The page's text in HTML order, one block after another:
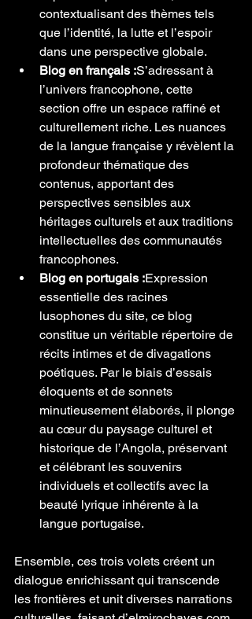
contextualisant des thèmes tels
que l’identité, la lutte et l’espoir
dans une perspective globale.
Blog en français :S’adressant à
l’univers francophone, cette
section offre un espace raffiné et
culturellement riche. Les nuances
de la langue française y révèlent la
profondeur thématique des
contenus, apportant des
perspectives sensibles aux
héritages culturels et aux traditions
intellectuelles des communautés
francophones.
Blog en portugais :Expression
essentielle des racines
lusophones du site, ce blog
constitue un véritable répertoire de
récits intimes et de divagations
poétiques. Par le biais d’essais
éloquents et de sonnets
minutieusement élaborés, il plonge
au cœur du paysage culturel et
historique de l’Angola, préservant
et célébrant les souvenirs
individuels et collectifs avec la
beauté lyrique inhérente à la
langue portugaise.
Ensemble, ces trois volets créent un
dialogue enrichissant qui transcende
les frontières et unit diverses narrations